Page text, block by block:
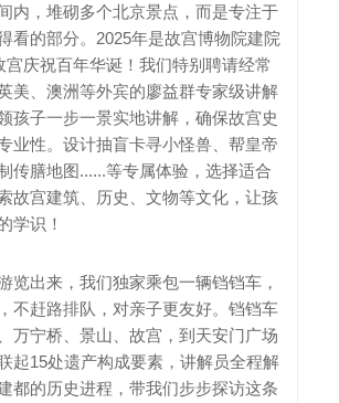
内，堆砌多个北京景点，而是专注于
看的部分。2025年是故宫博物院建院
宫庆祝百年华诞！我们特别聘请经常
美、澳洲等外宾的廖益群专家级讲解
孩子一步一景实地讲解，确保故宫史
业性。设计抽盲卡寻小怪兽、帮皇帝
传膳地图......等专属体验，选择适合
故宫建筑、历史、文物等文化，让孩
学识！
览出来，我们独家乘包一辆铛铛车，
不赶路排队，对亲子更友好。铛铛车
万宁桥、景山、故宫，到天安门广场
起15处遗产构成要素，讲解员全程解
都的历史进程，带我们步步探访这条